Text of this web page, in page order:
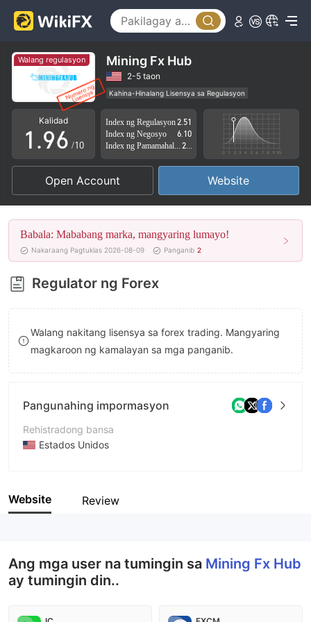
Walang regulasyon Mining Fx Hub
2-5 taon
Kahina-Hinalang Lisensya sa Regulasyon
Kahina-hinalang saklaw ng Negosyo
Mataas na potensyal na peligro
Kalidad
0
1
2
3
4
5
6
7
8
9
.
5
6
7
8
9
2
3
4
5
6
7
8
9
/10
Index ng Regulasyon 2.51
Index ng Negosyo
6.10
2.76
Open Account Website
Babala: Mababang marka, mangyaring lumayo!
Nakaraang Pagtuklas 2026-08-09 Panganib 2
Regulator ng Forex
Walang nakitang lisensya sa forex trading. Mangyaring
magkaroon ng kamalayan sa mga panganib.
Pangunahing impormasyon
Rehistradong bansa
Estados Unidos
Kumpanya
Website Review
Ang mga user na tumingin sa Mining Fx Hub
ay tumingin din..